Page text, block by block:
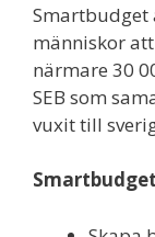
Smartbudget
människor
närmare 30
SEB som
vuxit till